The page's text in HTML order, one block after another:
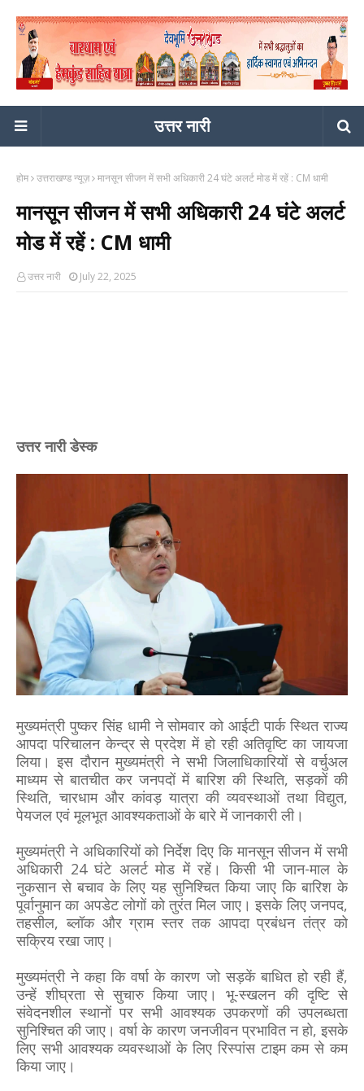
उत्तर नारी
होम उत्तराखण्ड न्यूज़ मानसून सीजन में सभी अधिकारी 24 घंटे अलर्ट मोड में रहें : CM धामी
मानसून सीजन में सभी अधिकारी 24 घंटे अलर्ट
मोड में रहें : CM धामी
उत्तर नारी July 22, 2025
उत्तर नारी डेस्क
मुख्यमंत्री पुष्कर सिंह धामी ने सोमवार को आईटी पार्क स्थित राज्य
आपदा परिचालन केन्द्र से प्रदेश में हो रही अतिवृष्टि का जायजा
लिया। इस दौरान मुख्यमंत्री ने सभी जिलाधिकारियों से वर्चुअल
माध्यम से बातचीत कर जनपदों में बारिश की स्थिति, सड़कों की
स्थिति, चारधाम और कांवड़ यात्रा की व्यवस्थाओं तथा विद्युत,
पेयजल एवं मूलभूत आवश्यकताओं के बारे में जानकारी ली।
मुख्यमंत्री ने अधिकारियों को निर्देश दिए कि मानसून सीजन में सभी
अधिकारी 24 घंटे अलर्ट मोड में रहें। किसी भी जान-माल के
नुकसान से बचाव के लिए यह सुनिश्चित किया जाए कि बारिश के
पूर्वानुमान का अपडेट लोगों को तुरंत मिल जाए। इसके लिए जनपद,
तहसील, ब्लॉक और ग्राम स्तर तक आपदा प्रबंधन तंत्र को
सक्रिय रखा जाए।
मुख्यमंत्री ने कहा कि वर्षा के कारण जो सड़कें बाधित हो रही हैं,
उन्हें शीघ्रता से सुचारु किया जाए। भू-स्खलन की दृष्टि से
संवेदनशील स्थानों पर सभी आवश्यक उपकरणों की उपलब्धता
सुनिश्चित की जाए। वर्षा के कारण जनजीवन प्रभावित न हो, इसके
लिए सभी आवश्यक व्यवस्थाओं के लिए रिस्पांस टाइम कम से कम
किया जाए।